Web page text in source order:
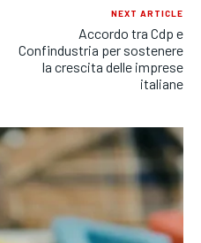
NEXT ARTICLE
Accordo tra Cdp e
Confindustria per sostenere
la crescita delle imprese
italiane